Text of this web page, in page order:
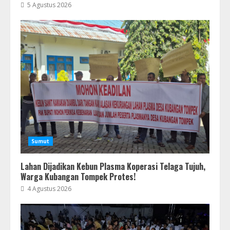
5 Agustus 2026
Sumut
Lahan Dijadikan Kebun Plasma Koperasi Telaga Tujuh,
Warga Kubangan Tompek Protes!
4 Agustus 2026